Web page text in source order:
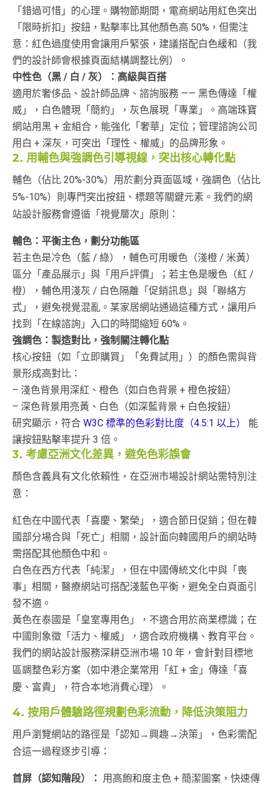
「錯過可惜」的心理。購物節期間，電商網站用紅色突出
「限時折扣」按鈕，點擊率比其他顏色高 50%，但需注
意：紅色過度使用會讓用戶緊張，建議搭配白色緩和（我
們的設計師會根據頁面結構調整比例）。
中性色（黑 / 白 / 灰）：高級與百搭
適用於奢侈品、設計師品牌、諮詢服務 —— 黑色傳達「權
威」，白色體現「簡約」，灰色展現「專業」。高端珠寶
網站用黑 + 金組合，能強化「奢華」定位；管理諮詢公司
用白 + 深灰，可突出「理性、權威」的品牌形象。
2. 用輔色與強調色引導視線，突出核心轉化點
輔色（佔比 20%-30%）用於劃分頁面區域，強調色（佔比
5%-10%）則專門突出按鈕、標題等關鍵元素。我們的網
站設計服務會遵循「視覺層次」原則：
輔色：平衡主色，劃分功能區
若主色是冷色（藍 / 綠），輔色可用暖色（淺橙 / 米黃）
區分「產品展示」與「用戶評價」；若主色是暖色（紅 /
橙），輔色用淺灰 / 白色隔離「促銷訊息」與「聯絡方
式」，避免視覺混亂。某家居網站通過這種方式，讓用戶
找到「在線諮詢」入口的時間縮短 60%。
強調色：製造對比，強制關注轉化點
核心按鈕（如「立即購買」「免費試用」）的顏色需與背
景形成高對比：
– 淺色背景用深紅、橙色（如白色背景 + 橙色按鈕）
– 深色背景用亮黃、白色（如深藍背景 + 白色按鈕）
研究顯示，符合 W3C 標準的色彩對比度（4.5:1 以上）
能
讓按鈕點擊率提升 3 倍。
3. 考慮亞洲文化差異，避免色彩誤會
顏色含義具有文化依賴性，在亞洲市場設計網站需特別注
意：
紅色在中國代表「喜慶、繁榮」，適合節日促銷；但在韓
國部分場合與「死亡」相關，設計面向韓國用戶的網站時
需搭配其他顏色中和。
白色在西方代表「純潔」，但在中國傳統文化中與「喪
事」相關，醫療網站可搭配淺藍色平衡，避免全白頁面引
發不適。
黃色在泰國是「皇室專用色」，不適合用於商業標識；在
中國則象徵「活力、權威」，適合政府機構、教育平台。
我們的網站設計服務深耕亞洲市場 10 年，會針對目標地
區調整色彩方案（如中港企業常用「紅 + 金」傳達「喜
慶、富貴」，符合本地消費心理）。
4. 按用戶體驗路徑規劃色彩流動，降低決策阻力
用戶瀏覽網站的路徑是「認知→興趣→決策」，色彩需配
合這一過程逐步引導：
首屏（認知階段）： 用高飽和度主色 + 簡潔圖案，快速傳